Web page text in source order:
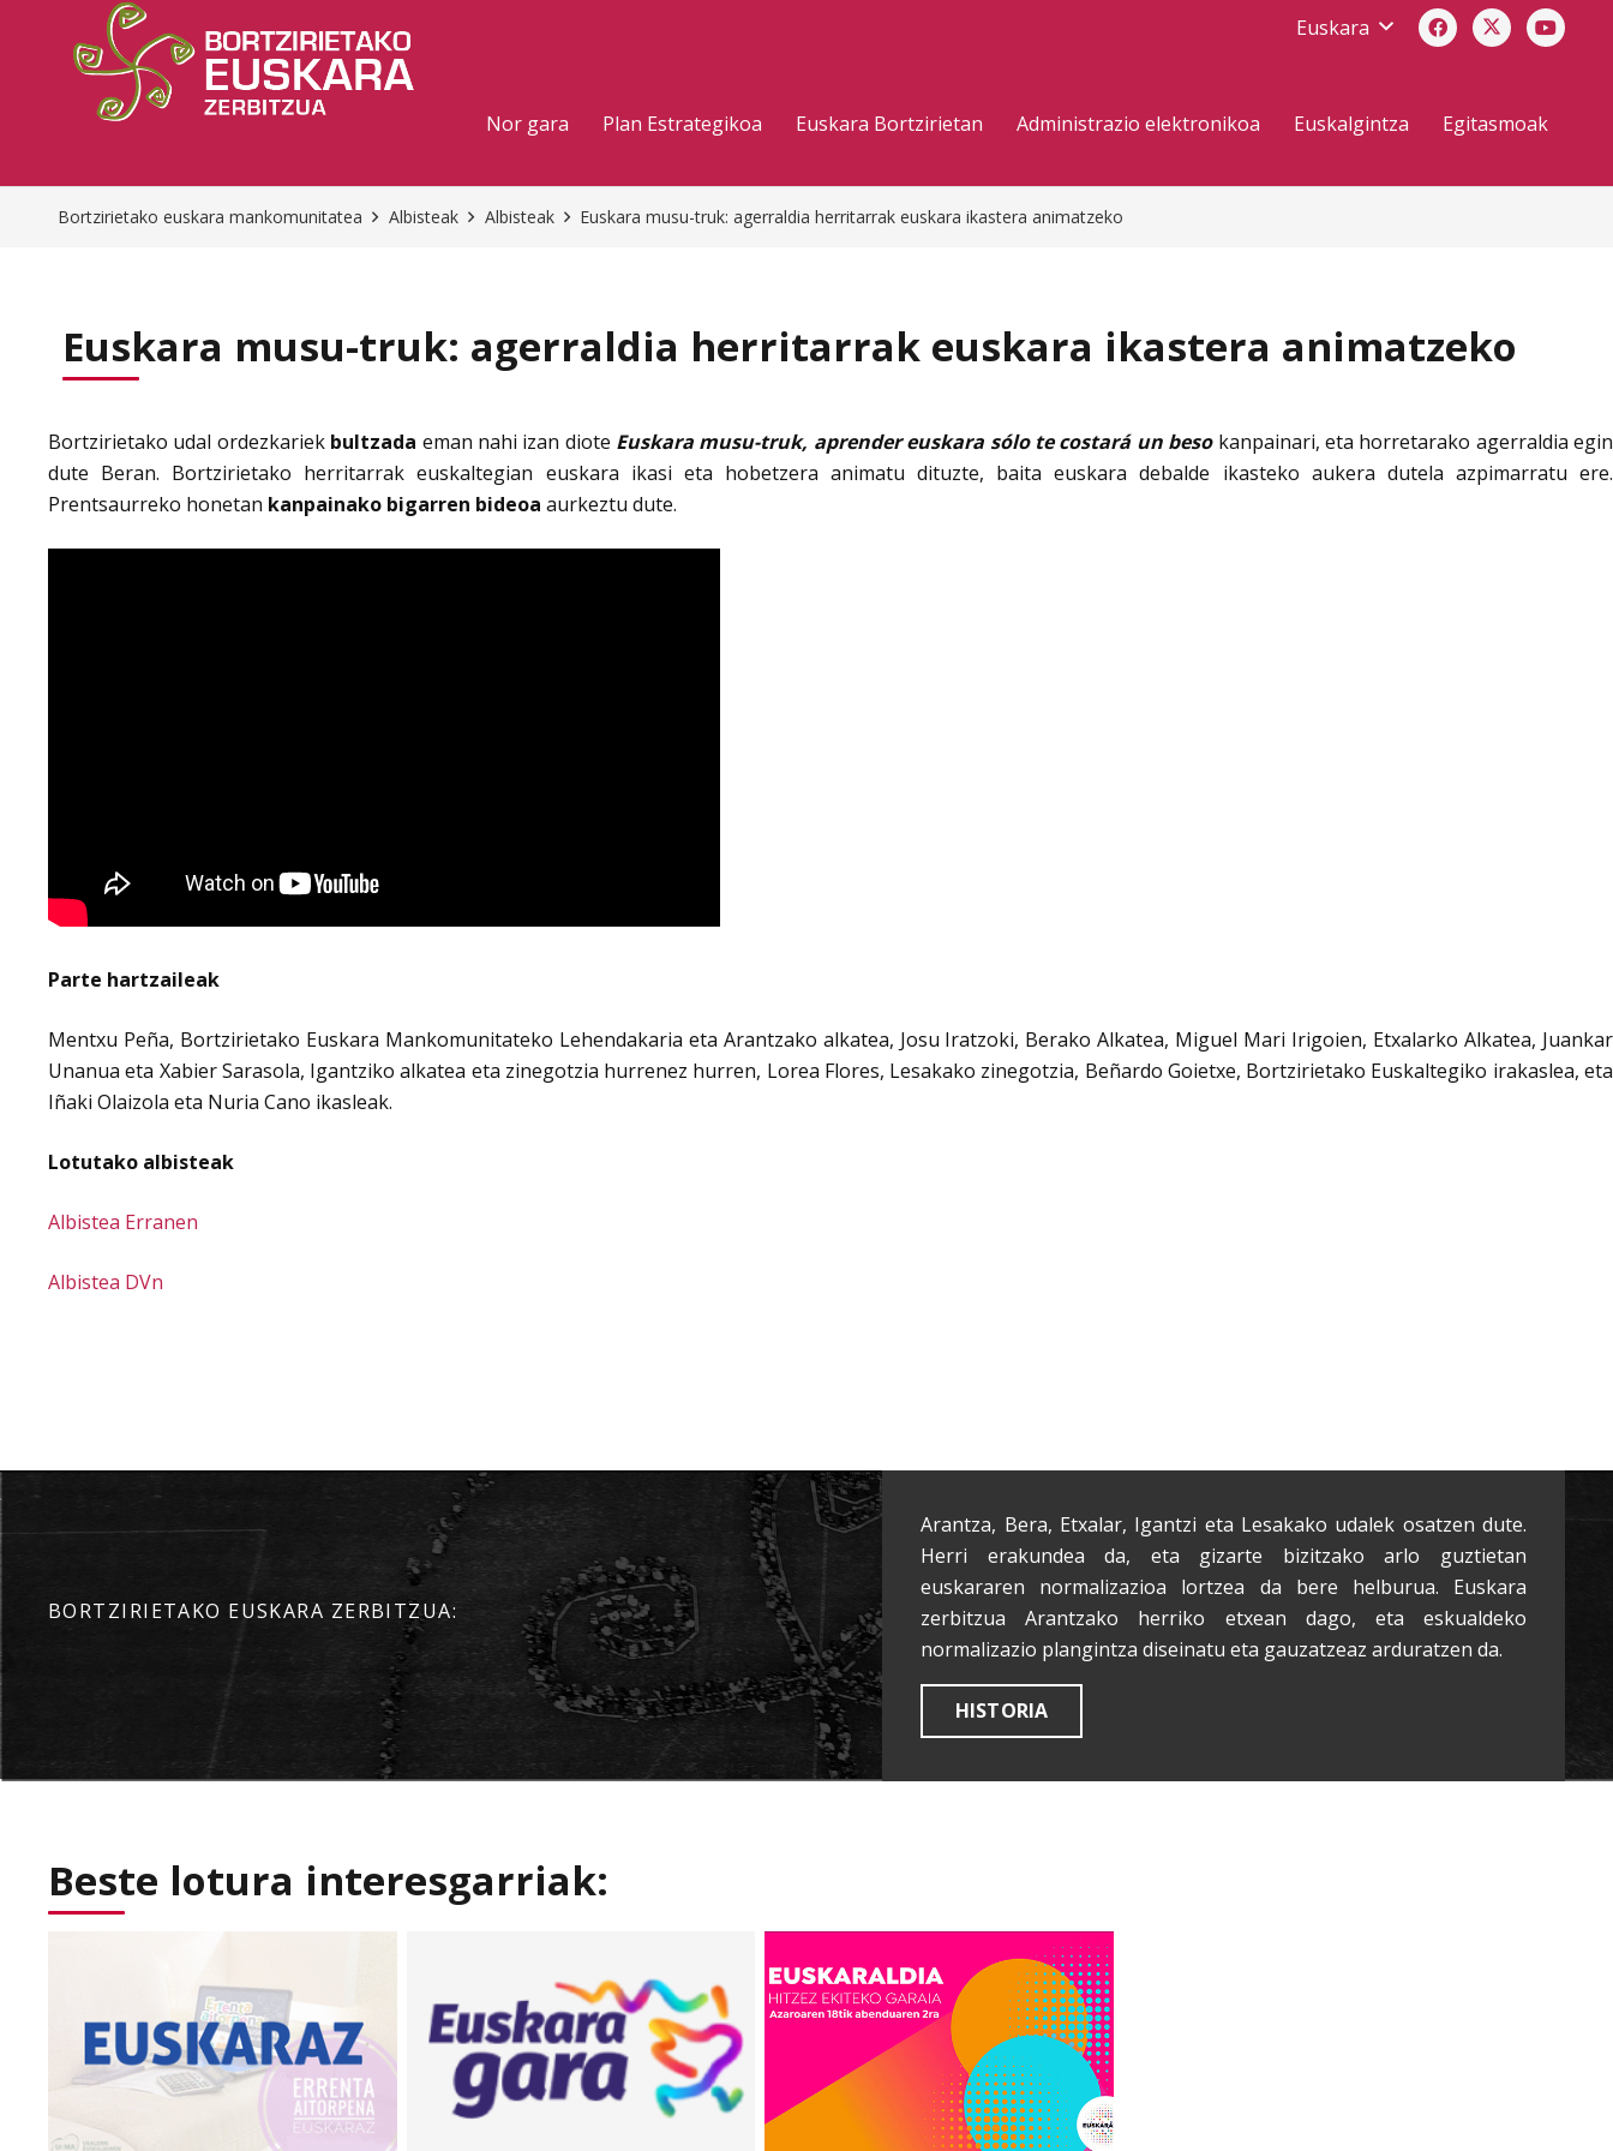
Euskara
Nor gara Plan Estrategikoa Euskara Bortzirietan Administrazio elektronikoa Euskalgintza Egitasmoak
Bortzirietako euskara mankomunitatea Albisteak Albisteak Euskara musu-truk: agerraldia herritarrak euskara ikastera animatzeko
Euskara musu-truk: agerraldia herritarrak euskara ikastera animatzeko
Bortzirietako udal ordezkariek bultzada eman nahi izan diote Euskara musu-truk, aprender euskara sólo te costará un besokanpainari, eta horretarako agerraldia egin
dute Beran. Bortzirietako herritarrak euskaltegian euskara ikasi eta hobetzera animatu dituzte, baita euskara debalde ikasteko aukera dutela azpimarratu ere.
Prentsaurreko honetan kanpainako bigarren bideoa aurkeztu dute.
Parte hartzaileak
Mentxu Peña, Bortzirietako Euskara Mankomunitateko Lehendakaria eta Arantzako alkatea, Josu Iratzoki, Berako Alkatea, Miguel Mari Irigoien, Etxalarko Alkatea, Juankar
Unanua eta Xabier Sarasola, Igantziko alkatea eta zinegotzia hurrenez hurren, Lorea Flores, Lesakako zinegotzia, Beñardo Goietxe, Bortzirietako Euskaltegiko irakaslea, eta
Iñaki Olaizola eta Nuria Cano ikasleak.
Lotutako albisteak
Albistea Erranen
Albistea DVn
BORTZIRIETAKO EUSKARA ZERBITZUA:
Arantza, Bera, Etxalar, Igantzi eta Lesakako udalek osatzen dute.
Herri erakundea da, eta gizarte bizitzako arlo guztietan
euskararen normalizazioa lortzea da bere helburua. Euskara
zerbitzua Arantzako herriko etxean dago, eta eskualdeko
normalizazio plangintza diseinatu eta gauzatzeaz arduratzen da.
HISTORIA
Beste lotura interesgarriak: